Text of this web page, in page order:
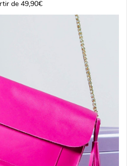
de 49,90€